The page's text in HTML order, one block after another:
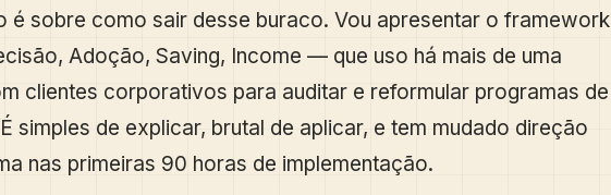
é sobre como sair desse buraco. Vou apresentar o framework
Adoção, Saving, Income — que uso há mais de uma
clientes corporativos para auditar e reformular programas de
simples de explicar, brutal de aplicar, e tem mudado direção
nas primeiras 90 horas de implementação.